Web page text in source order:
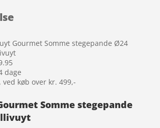
Gourmet Somme stegepande Ø24
dage
ved køb over kr. 499,-
Somme stegepande